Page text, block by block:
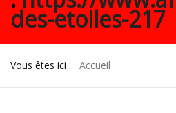
des-etoiles-217
Vous êtes ici : Accueil